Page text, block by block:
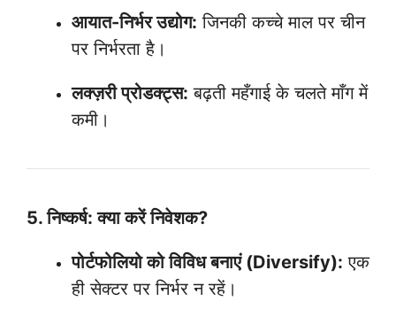
आयात-निर्भर उद्योग: जिनकी कच्चे माल पर चीन
पर निर्भरता है।
लक्ज़री प्रोडक्ट्स: बढ़ती महँगाई के चलते माँग में
कमी।
5. निष्कर्ष: क्या करें निवेशक?
पोर्टफोलियो को विविध बनाएं (Diversify): एक
ही सेक्टर पर निर्भर न रहें।